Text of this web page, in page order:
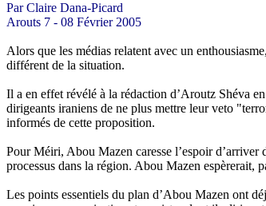
Par Claire Dana-Picard
Arouts 7 - 08 Février 2005
Alors que les médias relatent avec un
différent de la situation.
Il a en effet révélé à la rédaction d’Aroutz Shéva
dirigeants iraniens de ne plus mettre leur veto
informés de cette proposition.
PourMéiri, Abou Mazen caresse l’espoir
processus dans la région. Abou Mazen espèrerait,
Les points essentiels du plan d’Abou Mazen ont